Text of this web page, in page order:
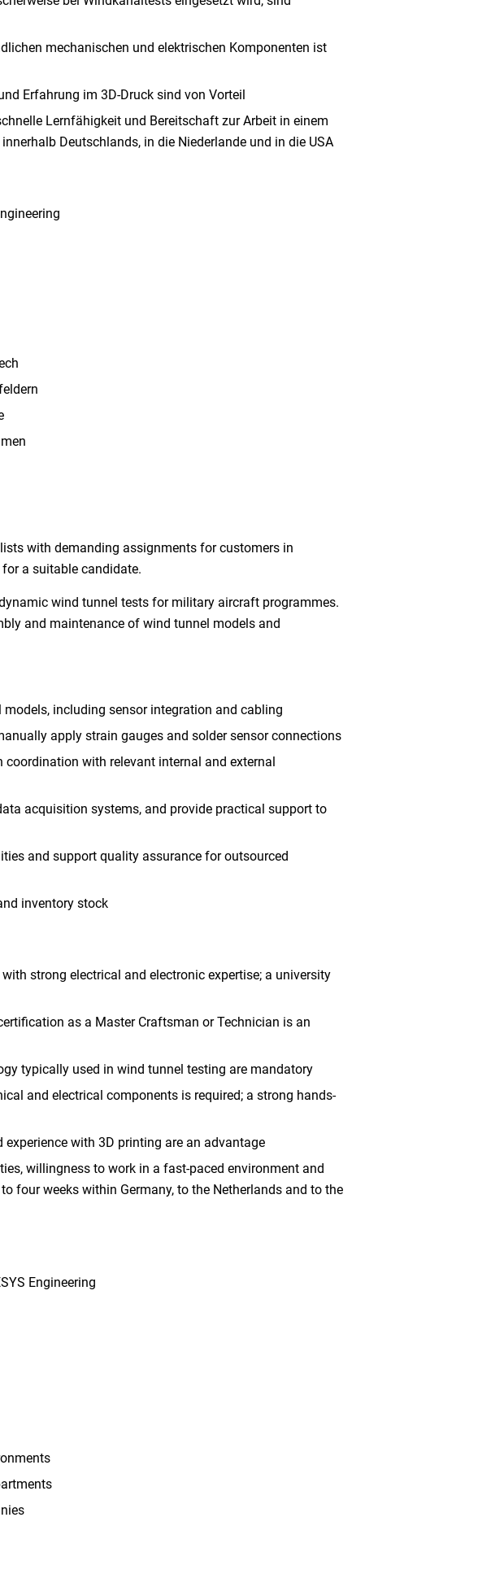
mechanischen und elektrischen Komponenten ist
Erfahrung im 3D-Druck sind von Vorteil
Lernfähigkeit und Bereitschaft zur Arbeit in einem
Deutschlands, in die Niederlande und in die USA
with demanding assignments for customers in
for a suitable candidate.
wind tunnel tests for military aircraft programmes.
and maintenance of wind tunnel models and
including sensor integration and cabling
apply strain gauges and solder sensor connections
with relevant internal and external
acquisition systems, and provide practical support to
and support quality assurance for outsourced
inventory stock
strong electrical and electronic expertise; a university
as a Master Craftsman or Technician is an
typically used in wind tunnel testing are mandatory
and electrical components is required; a strong hands-
with 3D printing are an advantage
willingness to work in a fast-paced environment and
four weeks within Germany, to the Netherlands and to the
Engineering